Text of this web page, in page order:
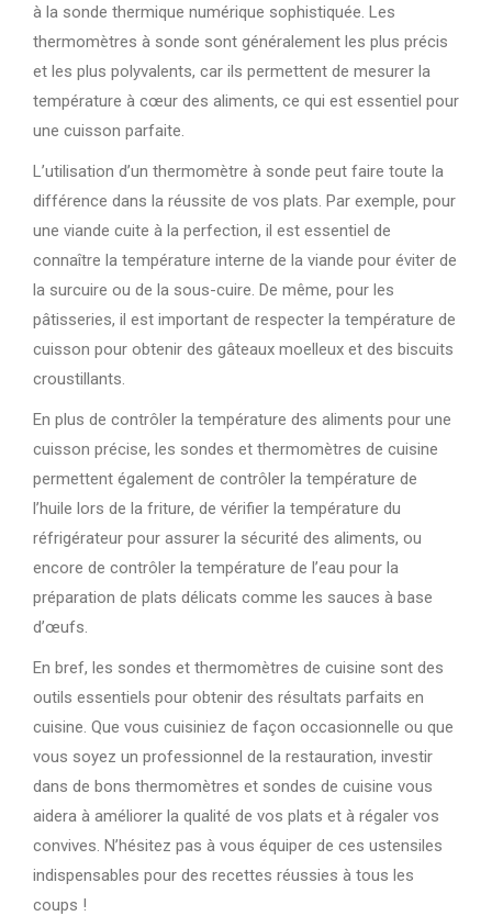
à la sonde thermique numérique sophistiquée. Les
thermomètres à sonde sont généralement les plus précis
et les plus polyvalents, car ils permettent de mesurer la
température à cœur des aliments, ce qui est essentiel pour
une cuisson parfaite.
L’utilisation d’un thermomètre à sonde peut faire toute la
différence dans la réussite de vos plats. Par exemple, pour
une viande cuite à la perfection, il est essentiel de
connaître la température interne de la viande pour éviter de
la surcuire ou de la sous-cuire. De même, pour les
pâtisseries, il est important de respecter la température de
cuisson pour obtenir des gâteaux moelleux et des biscuits
croustillants.
En plus de contrôler la température des aliments pour une
cuisson précise, les sondes et thermomètres de cuisine
permettent également de contrôler la température de
l’huile lors de la friture, de vérifier la température du
réfrigérateur pour assurer la sécurité des aliments, ou
encore de contrôler la température de l’eau pour la
préparation de plats délicats comme les sauces à base
d’œufs.
En bref, les sondes et thermomètres de cuisine sont des
outils essentiels pour obtenir des résultats parfaits en
cuisine. Que vous cuisiniez de façon occasionnelle ou que
vous soyez un professionnel de la restauration, investir
dans de bons thermomètres et sondes de cuisine vous
aidera à améliorer la qualité de vos plats et à régaler vos
convives. N’hésitez pas à vous équiper de ces ustensiles
indispensables pour des recettes réussies à tous les
coups !